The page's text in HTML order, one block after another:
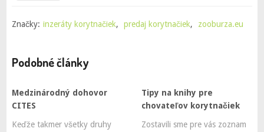
Značky: inzeráty korytnačiek, predaj korytnačiek, zooburza.eu
Podobné články
Medzinárodný dohovor
CITES
Keďže takmer všetky druhy
Tipy na knihy pre
chovateľov korytnačiek
Zostavili sme pre vás zoznam